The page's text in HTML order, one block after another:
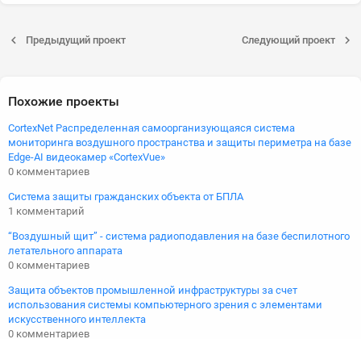
Предыдущий проект Следующий проект
Похожие проекты
CortexNet Распределенная самоорганизующаяся система
мониторинга воздушного пространства и защиты периметра на базе
Edge-AI видеокамер «CortexVue»
0 комментариев
Система защиты гражданских объекта от БПЛА
1 комментарий
“Воздушный щит” - система радиоподавления на базе беспилотного
летательного аппарата
0 комментариев
Защита объектов промышленной инфраструктуры за счет
использования системы компьютерного зрения с элементами
искусственного интеллекта
0 комментариев